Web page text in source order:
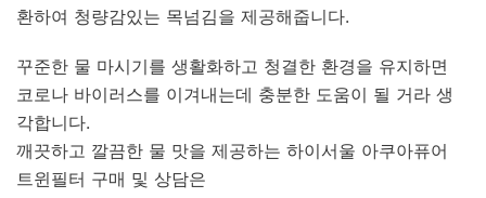
환하여 청량감있는 목넘김을 제공해줍니다.
꾸준한 물 마시기를 생활화하고 청결한 환경을 유지하면
코로나 바이러스를 이겨내는데 충분한 도움이 될 거라 생
각합니다.
깨끗하고 깔끔한 물 맛을 제공하는 하이서울 아쿠아퓨어
트윈필터 구매 및 상담은